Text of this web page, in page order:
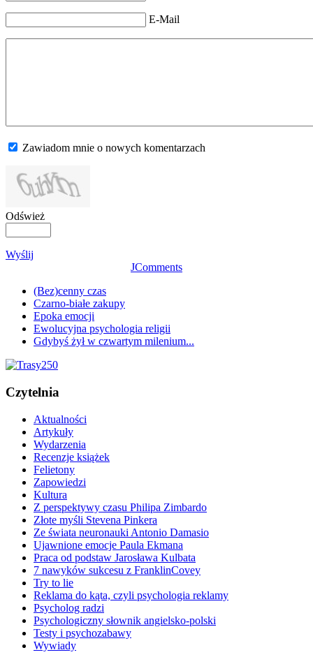
E-Mail
Zawiadom mnie o nowych komentarzach
Odśwież
Wyślij
JComments
(Bez)cenny czas
Czarno-białe zakupy
Epoka emocji
Ewolucyjna psychologia religii
Gdybyś żył w czwartym milenium...
Czytelnia
Aktualności
Artykuły
Wydarzenia
Recenzje książek
Felietony
Zapowiedzi
Kultura
Z perspektywy czasu Philipa Zimbardo
Złote myśli Stevena Pinkera
Ze świata neuronauki Antonio Damasio
Ujawnione emocje Paula Ekmana
Praca od podstaw Jarosława Kulbata
7 nawyków sukcesu z FranklinCovey
Try to lie
Reklama do kąta, czyli psychologia reklamy
Psycholog radzi
Psychologiczny słownik angielsko-polski
Testy i psychozabawy
Wywiady